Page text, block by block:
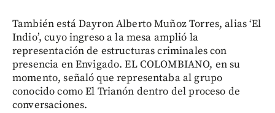
También está Dayron Alberto Muñoz Torres, alias ‘El
Indio’, cuyo ingreso a la mesa amplió la
representación de estructuras criminales con
presencia en Envigado. EL COLOMBIANO, en su
momento, señaló que representaba al grupo
conocido como El Trianón dentro del proceso de
conversaciones.